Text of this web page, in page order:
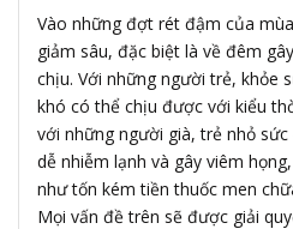
Vào những đợt rét đậm của
giảm sâu, đặc biệt là về đêm
chịu. Với những người trẻ, khỏe
khó có thể chịu được với kiểu
với những người già, trẻ nhỏ
dễ nhiễm lạnh và gây viêm
như tốn kém tiền thuốc men
Mọi vấn đề trên sẽ được giải